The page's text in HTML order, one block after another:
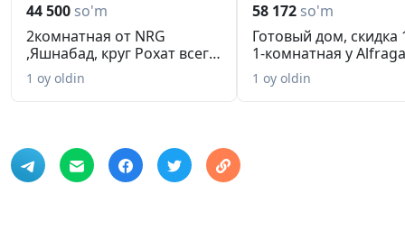
44 500 so'm
2комнатная от NRG
,Яшнабад, круг Рохат всего
44 50...
1 oy oldin
58 172 so'm
Готовый дом, скидка
1-комнатная у
1 oy oldin